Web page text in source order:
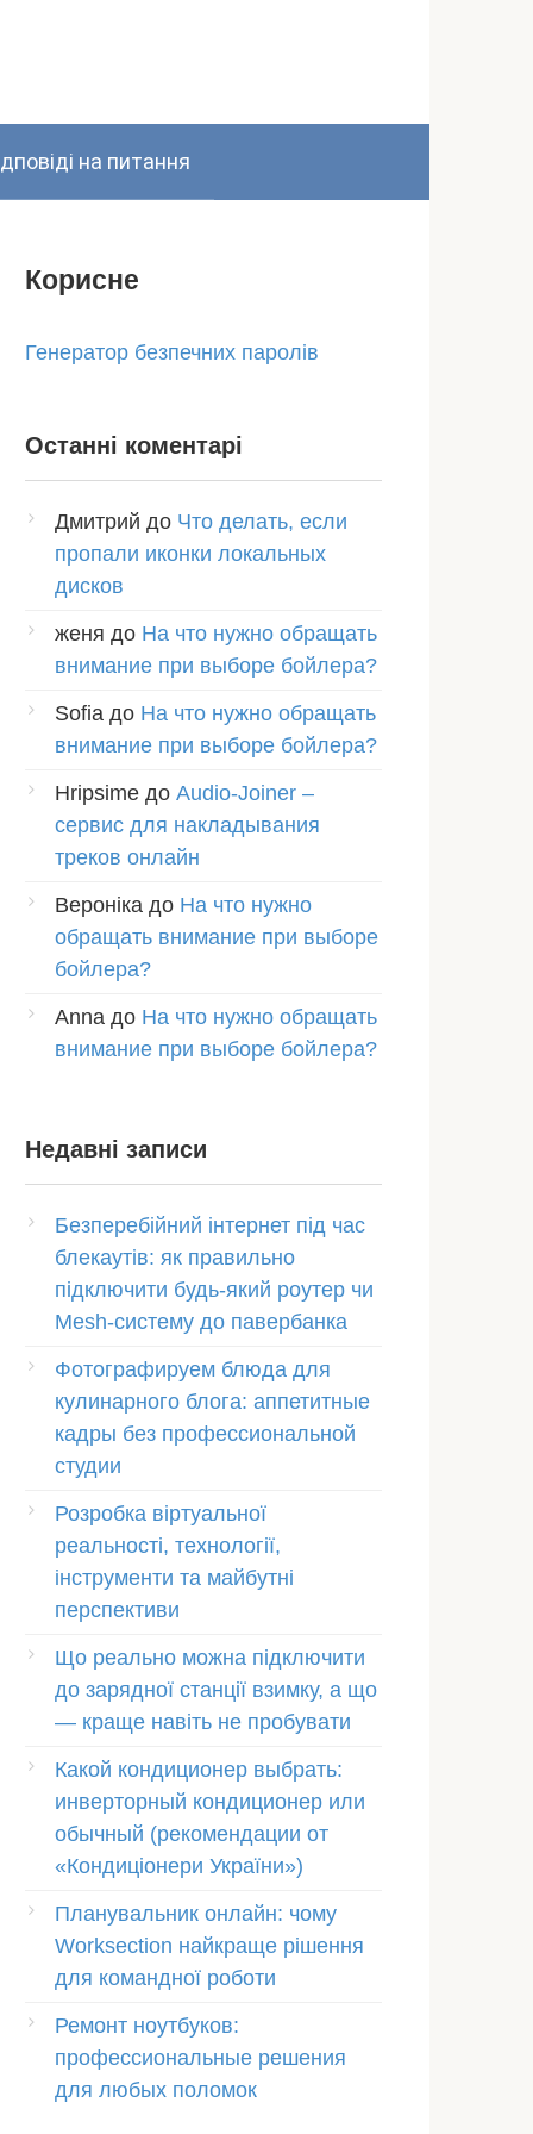
на питання
Корисне
Генератор безпечних паролів
Останні коментарі
Дмитрий до Что делать, если
пропали иконки локальных
дисков
женя до На что нужно обращать
внимание при выборе бойлера?
Sofia до На что нужно обращать
внимание при выборе бойлера?
Hripsime до Audio-Joiner –
сервис для накладывания
треков онлайн
Вероніка до На что нужно
обращать внимание при выборе
бойлера?
Anna до На что нужно обращать
внимание при выборе бойлера?
Недавні записи
Безперебійний інтернет під час
блекаутів: як правильно
підключити будь-який роутер чи
Mesh-систему до павербанка
Фотографируем блюда для
кулинарного блога: аппетитные
кадры без профессиональной
студии
Розробка віртуальної
реальності, технології,
інструменти та майбутні
перспективи
Що реально можна підключити
до зарядної станції взимку, а що
— краще навіть не пробувати
Какой кондиционер выбрать:
инверторный кондиционер или
обычный (рекомендации от
«Кондиціонери України»)
Планувальник онлайн: чому
Worksection найкраще рішення
для командної роботи
Ремонт ноутбуков:
профессиональные решения
для любых поломок